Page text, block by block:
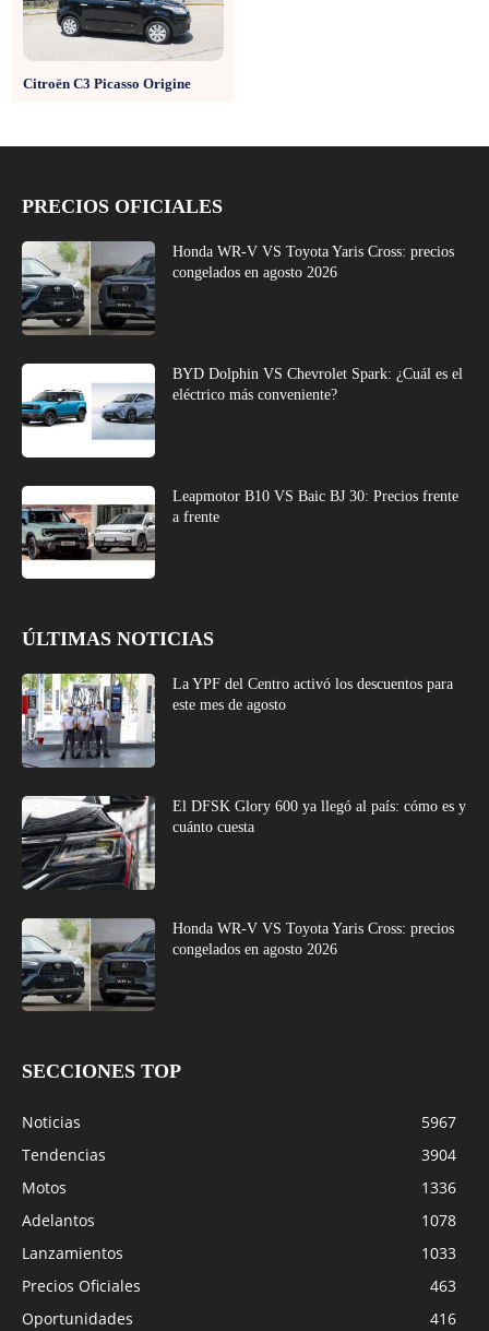
Citroën C3 Picasso Origine
PRECIOS OFICIALES
Honda WR-V VS Toyota Yaris Cross: precios
congelados en agosto 2026
BYD Dolphin VS Chevrolet Spark: ¿Cuál es el
eléctrico más conveniente?
Leapmotor B10 VS Baic BJ 30: Precios frente
a frente
ÚLTIMAS NOTICIAS
La YPF del Centro activó los descuentos para
este mes de agosto
El DFSK Glory 600 ya llegó al país: cómo es y
cuánto cuesta
Honda WR-V VS Toyota Yaris Cross: precios
congelados en agosto 2026
SECCIONES TOP
Noticias
5967
Tendencias
3904
Motos
1336
Adelantos
1078
Lanzamientos
1033
Precios Oficiales
463
Oportunidades
416